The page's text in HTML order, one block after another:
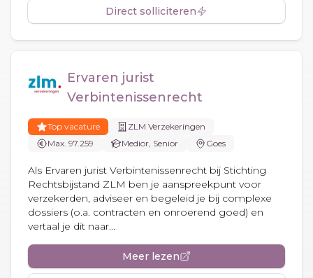
Direct solliciteren
Ervaren jurist
Verbintenissenrecht
Top vacature
ZLM Verzekeringen
Max. 97.259
Medior, Senior Goes
Als Ervaren jurist Verbintenissenrecht bij Stichting
Rechtsbijstand ZLM ben je aanspreekpunt voor
verzekerden, adviseer en begeleid je bij complexe
dossiers (o.a. contracten en onroerend goed) en
vertaal je dit naar...
Meer lezen